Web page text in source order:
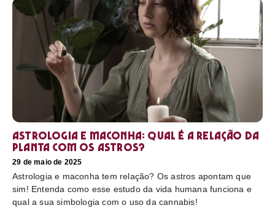
Astrologia e maconha: Qual é a relação da
planta com os astros?
29 de maio de 2025
Astrologia e maconha tem relação? Os astros apontam que
sim! Entenda como esse estudo da vida humana funciona e
qual a sua simbologia com o uso da cannabis!